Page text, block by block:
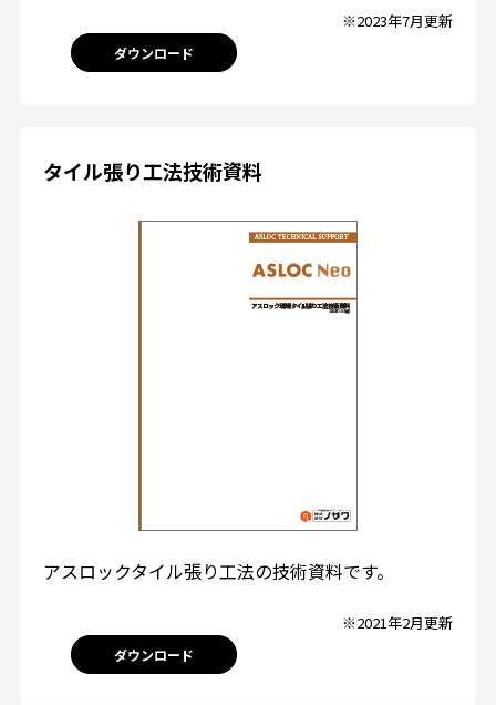
※2023年7月更新
ダウンロード
タイル張り工法技術資料
アスロックタイル張り工法の技術資料です。
※2021年2月更新
ダウンロード